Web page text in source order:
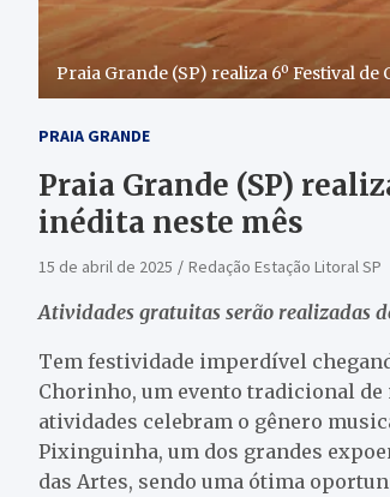
Praia Grande (SP) realiza 6º Festival
PRAIA GRANDE
Praia Grande (SP)
inédita neste mês
15 de abril de 2025 Redação Estação Litoral SP
Atividades gratuitas serão realizadas
Tem festividade imperdível
Chorinho, um evento tradicional
atividades celebram o gênero
Pixinguinha, um dos grandes
das Artes, sendo uma ótima